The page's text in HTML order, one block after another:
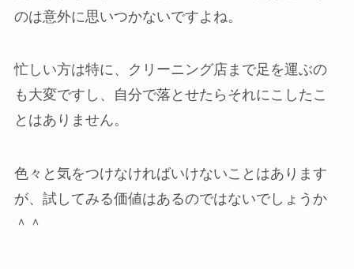
のは意外に思いつかないですよね。
忙しい方は特に、クリーニング店まで足を運ぶの
も大変ですし、自分で落とせたらそれにこしたこ
とはありません。
色々と気をつけなければいけないことはあります
が、試してみる価値はあるのではないでしょうか
＾＾